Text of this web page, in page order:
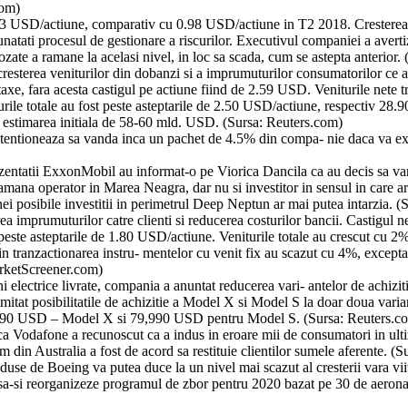
actiune, comparativ cu 0.98 USD/actiune in T2 2018.
procesul de gestionare a riscurilor. Executivul companiei a
a ramane la acelasi nivel, in loc sa scada, cum se astepta anterior.
veniturilor din dobanzi si a imprumuturilor consumatorilor ce
fara acesta castigul pe actiune fiind de 2.59 USD. Veniturile nete
totale au fost peste asteptarile de 2.50 USD/actiune, respectiv
initiala de 58-60 mld. USD. (Sursa: Reuters.com)
sa vanda inca un pachet de 4.5% din compa- nie daca va
ExxonMobil au informat-o pe Viorica Dancila ca au decis sa
operator in Marea Neagra, dar nu si investitor in sensul in care
posibile investitii in perimetrul Deep Neptun ar mai putea intarzia.
imprumuturilor catre clienti si reducerea costurilor bancii. Castigul
asteptarile de 1.80 USD/actiune. Veniturile totale au crescut cu
instru- mentelor cu venit fix au scazut cu 4%,
electrice livrate, compania a anuntat reducerea vari- antelor de
posibilitatile de achizitie a Model X si Model S la doar doua
USD – Model X si 79,990 USD pentru Model S. (Sursa:
Vodafone a recunoscut ca a indus in eroare mii de consumatori in
din Australia a fost de acord sa restituie clientilor sumele aferente.
de Boeing va putea duce la un nivel mai scazut al cresterii vara
si reorganizeze programul de zbor pentru 2020 bazat pe 30 de